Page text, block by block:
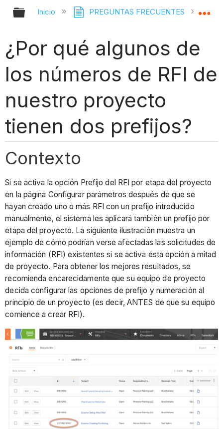
Expandir/contraer jerarquía global
Inicio PREGUNTAS FRECUENTES
¿Por qué algunos de
los números de RFI de
nuestro proyecto
tienen dos prefijos?
Contexto
Si se activa la opción Prefijo del RFI por etapa del proyecto
en la página Configurar parámetros después de que se
hayan creado uno o más RFI con un prefijo introducido
manualmente, el sistema les aplicará también un prefijo por
etapa del proyecto. La siguiente ilustración muestra un
ejemplo de cómo podrían verse afectadas las solicitudes de
información (RFI) existentes si se activa esta opción a mitad
de proyecto. Para obtener los mejores resultados, se
recomienda encarecidamente que su equipo de proyecto
decida configurar las opciones de prefijo y numeración al
principio de un proyecto (es decir, ANTES de que su equipo
comience a crear RFI).